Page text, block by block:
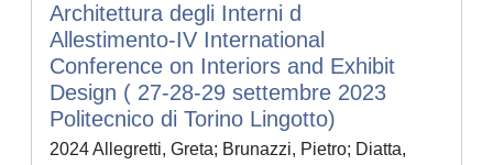
Architettura degli Interni d
Allestimento-IV International
Conference on Interiors and Exhibit
Design ( 27-28-29 settembre 2023
Politecnico di Torino Lingotto)
2024 Allegretti, Greta; Brunazzi, Pietro; Diatta,